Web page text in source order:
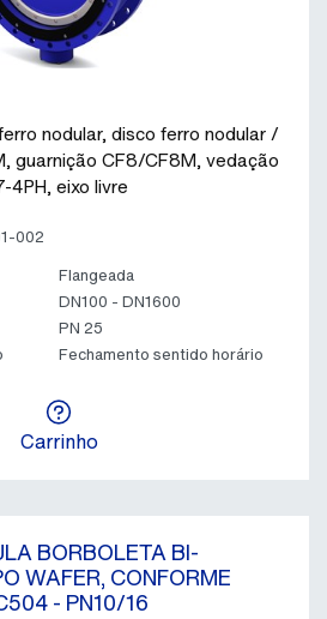
nodular, disco ferro nodular /
guarnição CF8/CF8M, vedação
4PH, eixo livre
002
Flangeada
DN100 - DN1600
PN 25
Fechamento sentido horário
Carrinho
BORBOLETA BI-
WAFER, CONFORME
- PN10/16